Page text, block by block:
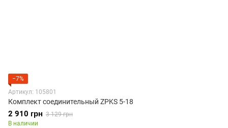
−7%
Артикул: 105801
Комплект соединительный ZPKS 5-18
2 910 грн 3 129 грн
В наличии